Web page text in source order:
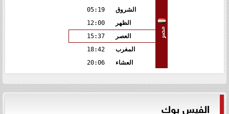
مصر
الشروق
05:19
الظهر
12:00
العصر
15:37
المغرب
18:42
العشاء
20:06
الفيس بوك